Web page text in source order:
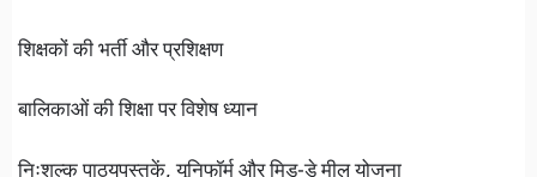
शिक्षकों की भर्ती और प्रशिक्षण
बालिकाओं की शिक्षा पर विशेष ध्यान